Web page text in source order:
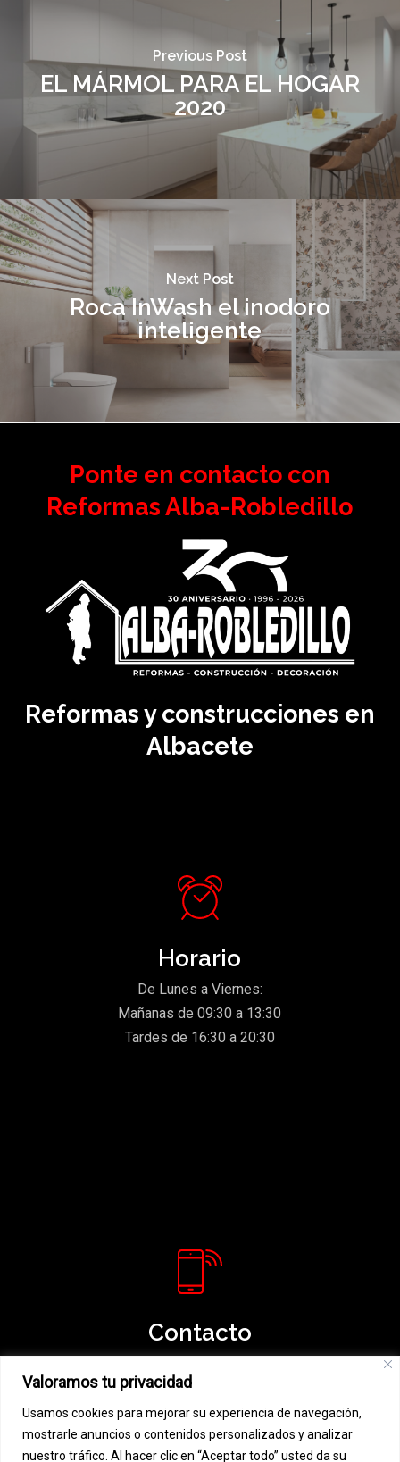
Valoramos tu privacidad
Usamos cookies para mejorar su experiencia de navegación,
mostrarle anuncios o contenidos personalizados y analizar
nuestro tráfico. Al hacer clic en “Aceptar todo” usted da su
Previous Post
EL MÁRMOL PARA EL HOGAR
2020
Next Post
Roca InWash el inodoro
inteligente
Ponte en contacto con
Reformas Alba-Robledillo
Reformas y construcciones en
Albacete
Horario
De Lunes a Viernes:
Mañanas de 09:30 a 13:30
Tardes de 16:30 a 20:30
Contacto
albarobledillo@hotmail.com